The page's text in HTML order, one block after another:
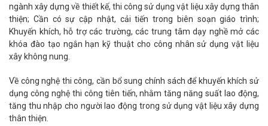
ngành xây dựng về thiết kế, thi công sử dụng vật liệu xây dựng thân
thiện; Cần có sự cập nhật, cải tiến trong biên soạn giáo trình;
Khuyến khích, hỗ trợ các trường, các trung tâm dạy nghề mở các
khóa đào tạo ngắn hạn kỹ thuật cho công nhân sử dụng vật liệu
xây không nung.
Về công nghệ thi công, cần bổ sung chính sách để khuyến khích sử
dụng công nghệ thi công tiên tiến, nhằm tăng năng suất lao động,
tăng thu nhập cho người lao động trong sử dụng vật liệu xây dựng
thân thiện.